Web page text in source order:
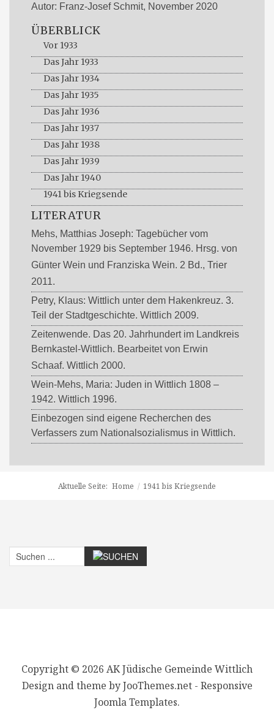
Autor: Franz-Josef Schmit, November 2020
ÜBERBLICK
Vor 1933
Das Jahr 1933
Das Jahr 1934
Das Jahr 1935
Das Jahr 1936
Das Jahr 1937
Das Jahr 1938
Das Jahr 1939
Das Jahr 1940
1941 bis Kriegsende
LITERATUR
Mehs, Matthias Joseph: Tagebücher vom
November 1929 bis September 1946. Hrsg. von
Günter Wein und Franziska Wein. 2 Bd., Trier
2011.
Petry, Klaus: Wittlich unter dem Hakenkreuz. 3.
Teil der Stadtgeschichte. Wittlich 2009.
Zeitenwende. Das 20. Jahrhundert im Landkreis
Bernkastel-Wittlich. Bearbeitet von Erwin
Schaaf. Wittlich 2000.
Wein-Mehs, Maria: Juden in Wittlich 1808 –
1942. Wittlich 1996.
Einbezogen sind eigene Recherchen des
Verfassers zum Nationalsozialismus in Wittlich.
Aktuelle Seite: Home / 1941 bis Kriegsende
Copyright © 2026 AK Jüdische Gemeinde Wittlich
Design and theme by JooThemes.net - Responsive
Joomla Templates.